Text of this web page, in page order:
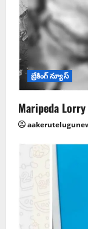
బ్రేకింగ్ న్యూస్
Maripeda